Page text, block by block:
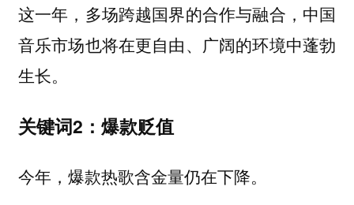
这一年，多场跨越国界的合作与融合，中国
音乐市场也将在更自由、广阔的环境中蓬勃
生长。
关键词2：爆款贬值
今年，爆款热歌含金量仍在下降。